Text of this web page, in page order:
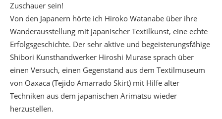
Zuschauer sein!
Von den Japanern hörte ich Hiroko Watanabe über ihre
Wanderausstellung mit japanischer Textilkunst, eine echte
Erfolgsgeschichte. Der sehr aktive und begeisterungsfähige
Shibori Kunsthandwerker Hiroshi Murase sprach über
einen Versuch, einen Gegenstand aus dem Textilmuseum
von Oaxaca (Tejido Amarrado Skirt) mit Hilfe alter
Techniken aus dem japanischen Arimatsu wieder
herzustellen.